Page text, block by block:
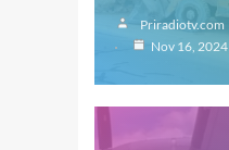
Priradiotv.com
Nov 16, 2024